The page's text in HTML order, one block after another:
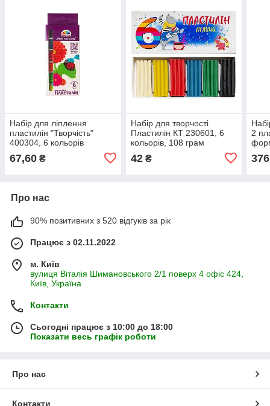
Набір для ліплення
пластилін "Творчість"
400304, 6 кольорів
67,60 ₴
Набір для творчості
Пластилін КТ 230601, 6
кольорів, 108 грам
42₴
2
Про нас
90% позитивних з 520 відгуків за рік
Працює з 02.11.2022
м. Київ
вулиця Віталія Шимановського 2/1 поверх 4 офіс 424,
Київ, Україна
Контакти
Сьогодні працює з 10:00 до 18:00
Показати весь графік роботи
Про нас
Контакти